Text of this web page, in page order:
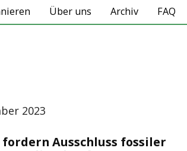
Über uns Archiv FAQ
2023
Ausschluss fossiler